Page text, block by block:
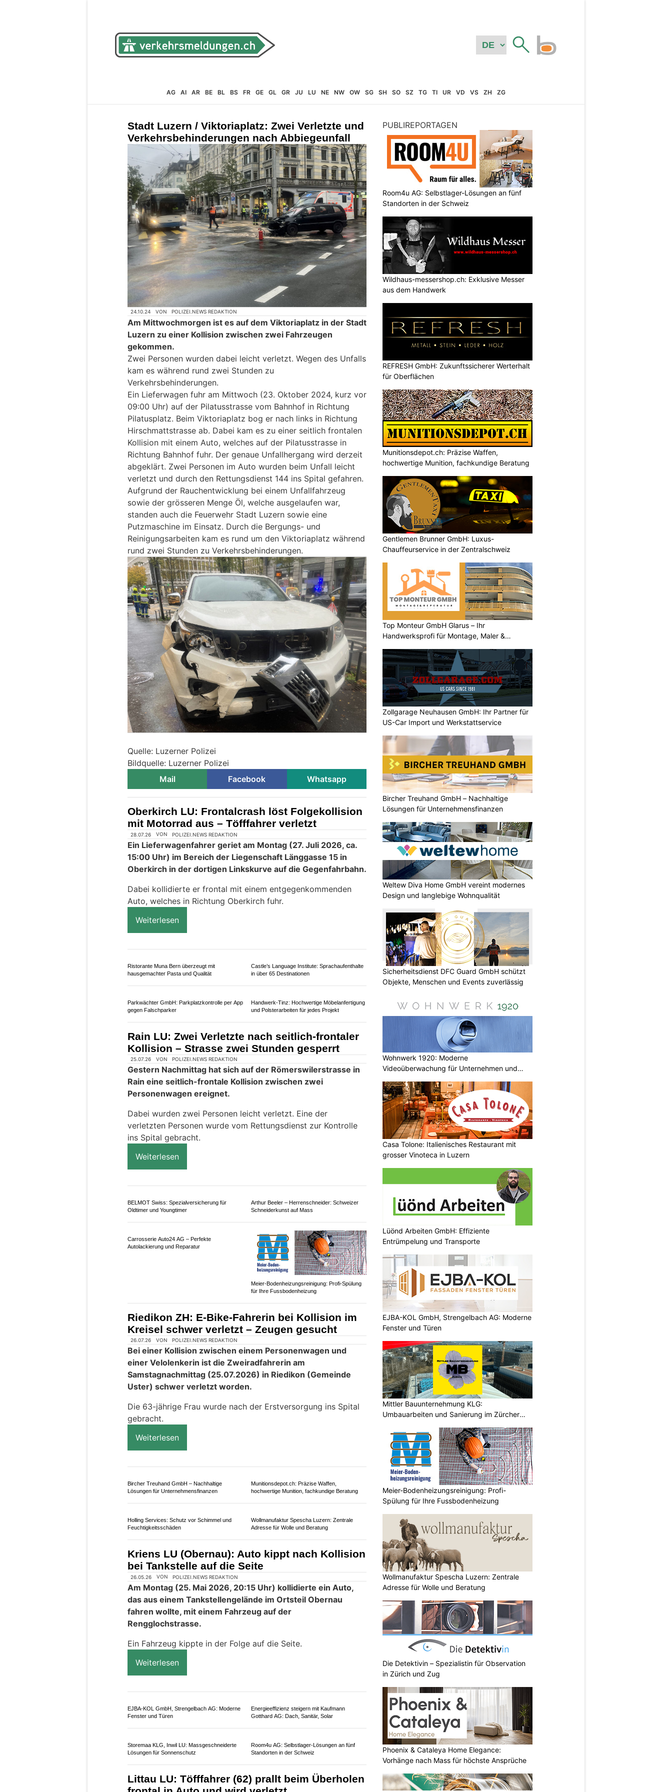
AG AI AR BE BL BS FR GE GL GR JU LU NE NW OW SG SH SO SZ TG TI UR VD VS ZH ZG
Stadt Luzern / Viktoriaplatz: Zwei Verletzte und
Verkehrsbehinderungen nach Abbiegeunfall
24.10.24 VON POLIZEI.NEWS REDAKTION
Am Mittwochmorgen ist es auf dem Viktoriaplatz in der Stadt
Luzern zu einer Kollision zwischen zwei Fahrzeugen
gekommen.
Zwei Personen wurden dabei leicht verletzt. Wegen des Unfalls
kam es während rund zwei Stunden zu
Verkehrsbehinderungen.
Ein Lieferwagen fuhr am Mittwoch (23. Oktober 2024, kurz vor
09:00 Uhr) auf der Pilatusstrasse vom Bahnhof in Richtung
Pilatusplatz. Beim Viktoriaplatz bog er nach links in Richtung
Hirschmattstrasse ab. Dabei kam es zu einer seitlich frontalen
Kollision mit einem Auto, welches auf der Pilatusstrasse in
Richtung Bahnhof fuhr. Der genaue Unfallhergang wird derzeit
abgeklärt. Zwei Personen im Auto wurden beim Unfall leicht
verletzt und durch den Rettungsdienst 144 ins Spital gefahren.
Aufgrund der Rauchentwicklung bei einem Unfallfahrzeug
sowie der grösseren Menge Öl, welche ausgelaufen war,
standen auch die Feuerwehr Stadt Luzern sowie eine
Putzmaschine im Einsatz. Durch die Bergungs- und
Reinigungsarbeiten kam es rund um den Viktoriaplatz während
rund zwei Stunden zu Verkehrsbehinderungen.
Quelle: Luzerner Polizei
Bildquelle: Luzerner Polizei
Mail
Facebook Whatsapp
Oberkirch LU: Frontalcrash löst Folgekollision
mit Motorrad aus – Töfffahrer verletzt
28.07.26 VON POLIZEI.NEWS REDAKTION
Ein Lieferwagenfahrer geriet am Montag (27. Juli 2026, ca.
15:00 Uhr) im Bereich der Liegenschaft Länggasse 15 in
Dabei kollidierte er frontal mit einem entgegenkommenden
Auto, welches in Richtung Oberkirch fuhr.
Weiterlesen
Ristorante Muna Bern überzeugt mit
Castle’s Language Institute: Sprachaufenthalte
Parkwächter GmbH: Parkplatzkontrolle per App
gegen Falschparker
Rain LU: Zwei Verletzte nach seitlich-frontaler
Kollision – Strasse zwei Stunden gesperrt
Personenwagen ereignet.
Dabei wurden zwei Personen leicht verletzt. Eine der
verletzten Personen wurde vom Rettungsdienst zur Kontrolle
ins Spital gebracht.
BELMOT Swiss: Spezialversicherung für
Oldtimer und Youngtimer
Schneiderkunst auf Mass
Carrosserie Auto24 AG – Perfekte
Autolackierung und Reparatur
Kreisel schwer verletzt – Zeugen gesucht
26.07.26 VON POLIZEI.NEWS REDAKTION
Bei einer Kollision zwischen einem Personenwagen und
Samstagnachmittag (25.07.2026) in Riedikon (Gemeinde
Uster) schwer verletzt worden.
Die 63-jährige Frau wurde nach der Erstversorgung ins Spital
gebracht.
Weiterlesen
Bircher Treuhand GmbH – Nachhaltige
Kriens LU (Obernau): Auto kippt nach Kollision
bei Tankstelle auf die Seite
PUBLIREPORTAGEN
Room4u AG: Selbstlager-Lösungen an fünf
Standorten in der Schweiz
Wildhaus-messershop.ch: Exklusive Messer
aus dem Handwerk
REFRESH GmbH: Zukunftssicherer Werterhalt
für Oberflächen
Munitionsdepot.ch: Präzise Waffen,
hochwertige Munition, fachkundige Beratung
Gentlemen Brunner GmbH: Luxus-
Chauffeurservice in der Zentralschweiz
Top Monteur GmbH Glarus – Ihr
Handwerksprofi für Montage, Maler &
Zollgarage Neuhausen GmbH: Ihr Partner für
US-Car Import und Werkstattservice
Bircher Treuhand GmbH – Nachhaltige
Lösungen für Unternehmensfinanzen
Weltew Diva Home GmbH vereint modernes
Design und langlebige Wohnqualität
Sicherheitsdienst DFC Guard GmbH schützt
Objekte, Menschen und Events zuverlässig
Wohnwerk 1920: Moderne
Videoüberwachung für Unternehmen und
Casa Tolone: Italienisches Restaurant mit
grosser Vinoteca in Luzern
Lüönd Arbeiten GmbH: Effiziente
Entrümpelung und Transporte
EJBA-KOL GmbH, Strengelbach AG: Moderne
Fenster und Türen
Mittler Bauunternehmung KLG:
Umbauarbeiten und Sanierung im Zürcher
Meier-Bodenheizungsreinigung: Profi-
Spülung für Ihre Fussbodenheizung
Wollmanufaktur Spescha Luzern: Zentrale
Adresse für Wolle und Beratung
Die Detektivin – Spezialistin für Observation
in Zürich und Zug
Phoenix & Cataleya Home Elegance:
Vorhänge nach Mass für höchste Ansprüche